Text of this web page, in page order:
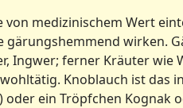
medizinischem Wert
gärungshemmend wirken.
Ingwer; ferner Kräuter
Knoblauch ist das
oder ein Tröpfchen Kognak